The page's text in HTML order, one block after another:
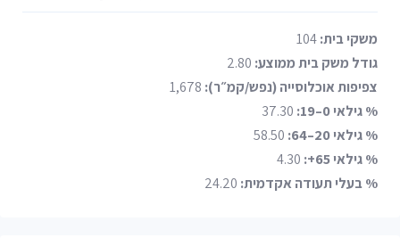
משקי בית:
גודל משק בית ממוצע:
צפיפות אוכלוסייה (נפש/קמ״ר):
% גילאי 0–19:
% גילאי 20–64:
% גילאי 65+:
% בעלי תעודה אקדמית: